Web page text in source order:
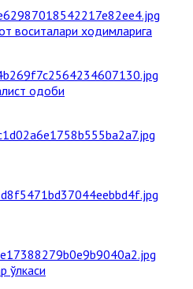
воситалари ходимларига
одоби
ўлкаси